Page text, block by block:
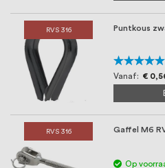
RVS 316 Puntkous
Waardering:
100%
Vanaf
€
RVS 316 Gaffel M6
Op